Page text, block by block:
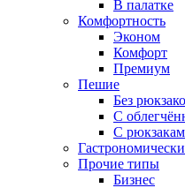
В палатке
Комфортность
Эконом
Комфорт
Премиум
Пешие
Без
С
С
Прочие типы
Бизнес